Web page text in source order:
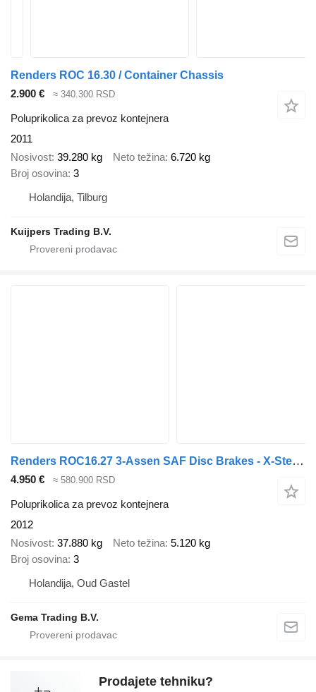
Renders ROC 16.30 / Container Chassis
2.900 €
≈ 340.300 RSD
Poluprikolica za prevoz kontejnera
2011
Nosivost 39.280 kg Neto težina 6.720 kg
Broj osovina 3
Holandija, Tilburg
Kuijpers Trading B.V.
Renders ROC16.27 3-Assen SAF Disc Brakes - X-Steering - 30FT
4.950 € ≈ 580.900 RSD
Poluprikolica za prevoz kontejnera
2012
Nosivost 37.880 kg Neto težina 5.120 kg
Broj osovina 3
Holandija, Oud Gastel
Gema Trading B.V.
Prodajete tehniku?